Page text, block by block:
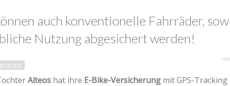
auch konventionelle Fahrräder,
Nutzung abgesichert werden!
Alteos hat ihre E-Bike-Versicherung mit GPS-Tracking